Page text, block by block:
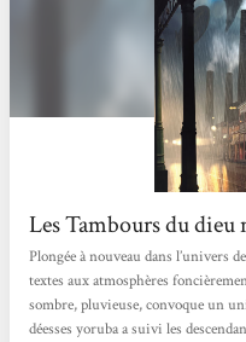
Les Tambours du
Plongée à nouveau dans l’univers
textes aux atmosphères
sombre, pluvieuse, convoque un
déesses yoruba a suivi les